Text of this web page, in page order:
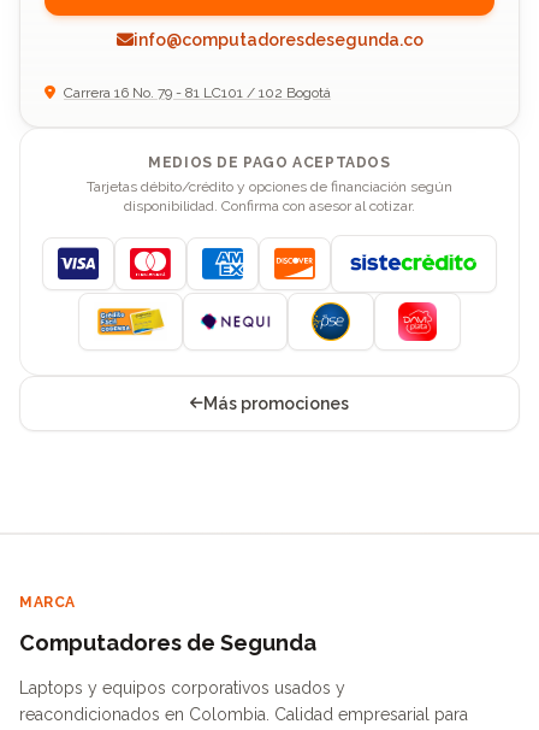
info@computadoresdesegunda.co
Carrera 16 No. 79 - 81 LC101 / 102 Bogotá
MEDIOS DE PAGO ACEPTADOS
Tarjetas débito/crédito y opciones de financiación según
disponibilidad. Confirma con asesor al cotizar.
Visa MastercardAmerican Express
Discover
Más promociones
MARCA
Computadores de Segunda
Laptops y equipos corporativos usados y
reacondicionados en Colombia. Calidad empresarial para